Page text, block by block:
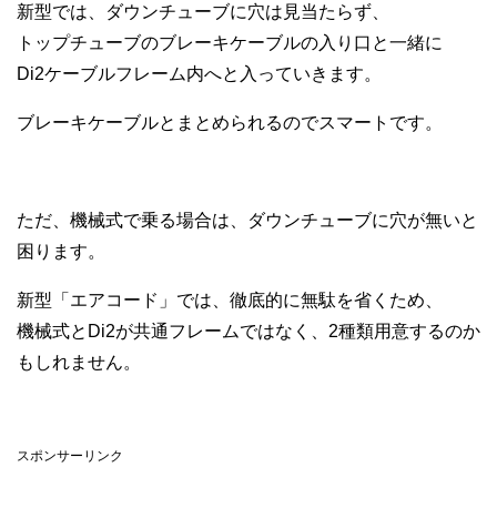
新型では、ダウンチューブに穴は見当たらず、
トップチューブのブレーキケーブルの入り口と一緒に
Di2ケーブルフレーム内へと入っていきます。
ブレーキケーブルとまとめられるのでスマートです。
ただ、機械式で乗る場合は、ダウンチューブに穴が無いと
困ります。
新型「エアコード」では、徹底的に無駄を省くため、
機械式とDi2が共通フレームではなく、2種類用意するのか
もしれません。
スポンサーリンク